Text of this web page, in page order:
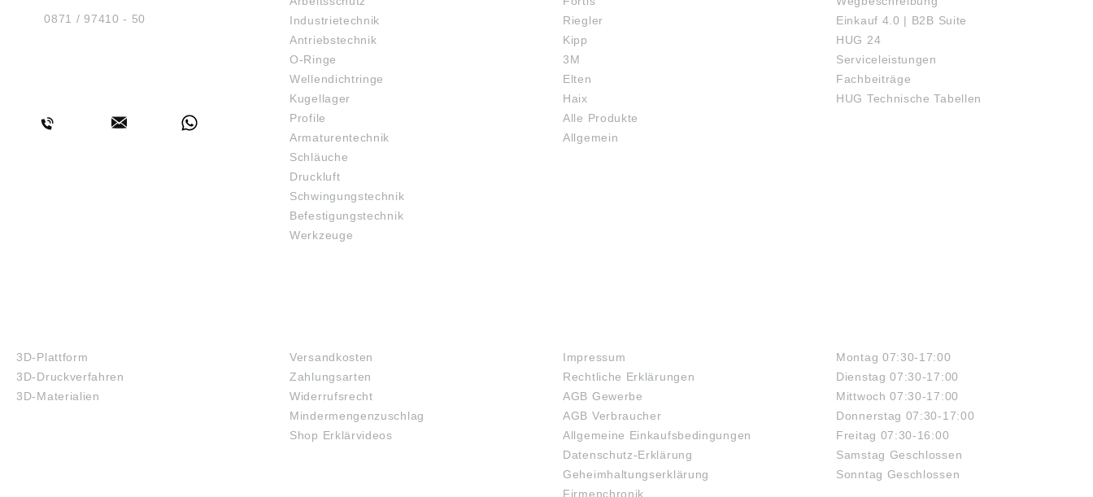
Tel.:0871 / 97410 - 50
Industrietechnik
Antriebstechnik
O-Ringe
Wellendichtringe
Kugellager
Profile
Armaturentechnik
Schläuche
Druckluft
Schwingungstechnik
Befestigungstechnik
Werkzeuge
Riegler
Kipp
3M
Elten
Haix
Alle Produkte
Allgemein
Einkauf 4.0 | B2B Suite
HUG 24
Serviceleistungen
Fachbeiträge
HUG Technische Tabellen
3D-Plattform
3D-Druckverfahren
3D-Materialien
Versandkosten
Zahlungsarten
Widerrufsrecht
Mindermengenzuschlag
Shop Erklärvideos
Impressum
Rechtliche Erklärungen
AGB Gewerbe
AGB Verbraucher
Allgemeine Einkaufsbedingungen
Datenschutz-Erklärung
Geheimhaltungserklärung
Firmenchronik
Montag 07:30-17:00
Dienstag 07:30-17:00
Mittwoch 07:30-17:00
Donnerstag 07:30-17:00
Freitag 07:30-16:00
Samstag Geschlossen
Sonntag Geschlossen